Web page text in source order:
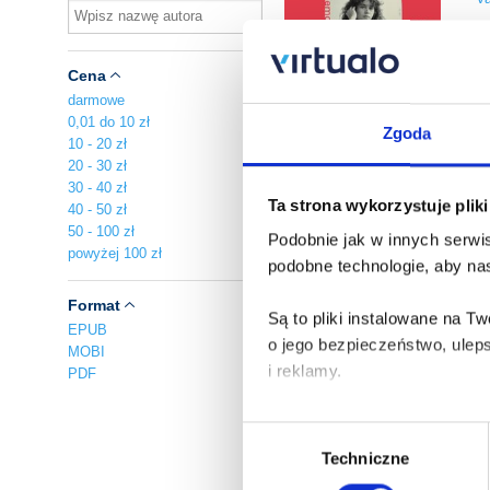
Zgoda
Ta strona wykorzystuje
Podobnie jak w innych
podobne technologie, aby
Są to pliki instalowane na
o jego bezpieczeństwo,
i reklamy.
Poza plikami, które są nam
Twojej zgody.
Techniczne
Cena
darmowe
0,01 do 10 zł
10 - 20 zł
20 - 30 zł
30 - 40 zł
40 - 50 zł
50 - 100 zł
powyżej 100 zł
Format
EPUB
MOBI
PDF